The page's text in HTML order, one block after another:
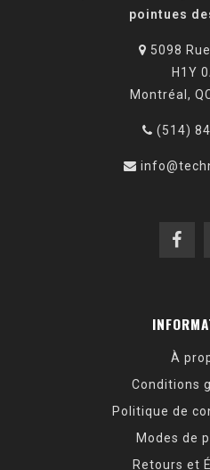
pointues
5098
H1Y
Montréal,
(514)
À
Conditions
Politique de
Modes de
Retours et